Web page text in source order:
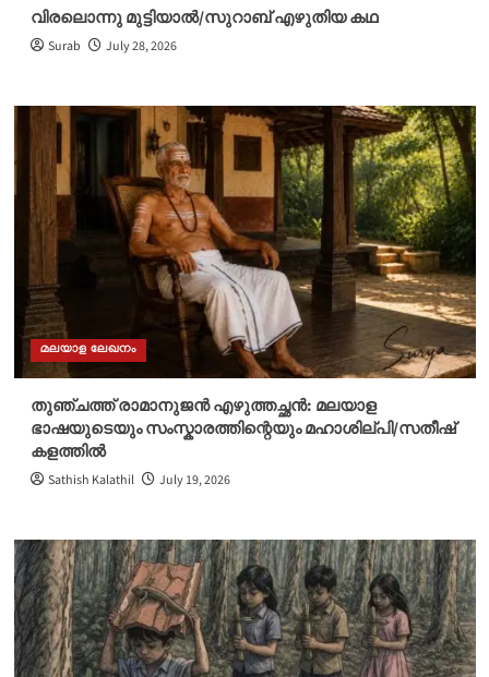
വിരലൊന്നു മുട്ടിയാൽ/സുറാബ് എഴുതിയ കഥ
Surab July 28, 2026
മലയാള ലേഖനം
തുഞ്ചത്ത് രാമാനുജൻ എഴുത്തച്ഛൻ: മലയാള
ഭാഷയുടെയും സംസ്കാരത്തിന്റെയും മഹാശില്പി/സതീഷ്
കളത്തിൽ
Sathish Kalathil July 19, 2026